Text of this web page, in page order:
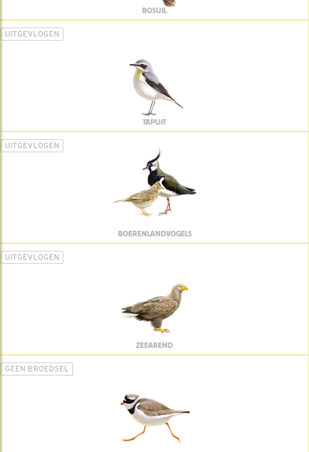
BOSUIL
UITGEVLOGEN
TAPUIT
UITGEVLOGEN
BOERENLANDVOGELS
UITGEVLOGEN
ZEEAREND
GEEN BROEDSEL